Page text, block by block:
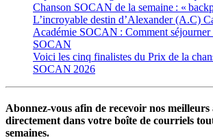
Chanson SOCAN de la semaine : «
L’incroyable destin d’Alexander (A.C)
Académie SOCAN : Comment séjourner
SOCAN
Voici les cinq finalistes du Prix de la
SOCAN 2026
Abonnez-vous afin de recevoir nos meilleurs
directement dans votre boîte de courriels
semaines.